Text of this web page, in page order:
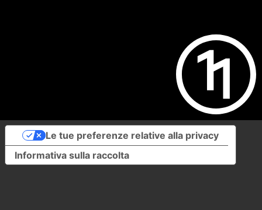
Informativa sulla raccolta
Le tue preferenze relative alla privacy